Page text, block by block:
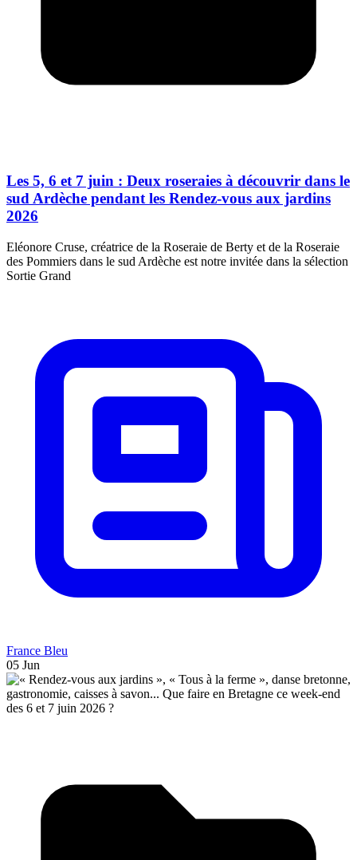
Les 5, 6 et 7 juin : Deux roseraies à découvrir dans le
sud Ardèche pendant les Rendez-vous aux jardins
2026
Eléonore Cruse, créatrice de la Roseraie de Berty et de la Roseraie
des Pommiers dans le sud Ardèche est notre invitée dans la sélection
Sortie Grand
France Bleu
05 Jun